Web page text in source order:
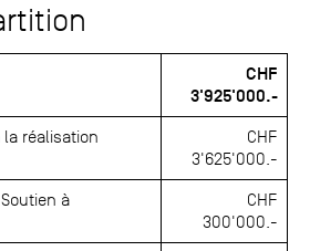
CHF
3'925'000.-
réalisation
CHF
3'625'000.-
à
CHF
300'000.-